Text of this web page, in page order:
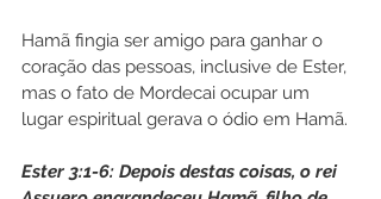
Hamã fingia ser amigo para ganhar o
coração das pessoas, inclusive de Ester,
mas o fato de Mordecai ocupar um
lugar espiritual gerava o ódio em Hamã.
Ester 3:1-6: Depois destas coisas, o rei